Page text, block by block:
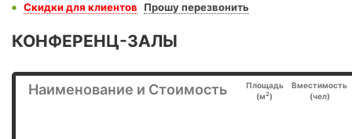
Скидки для клиентов
Прошу перезвонить
КОНФЕРЕНЦ-ЗАЛЫ
Наименование и Стоимость
Площадь
(м2)
Вместимость
(чел)